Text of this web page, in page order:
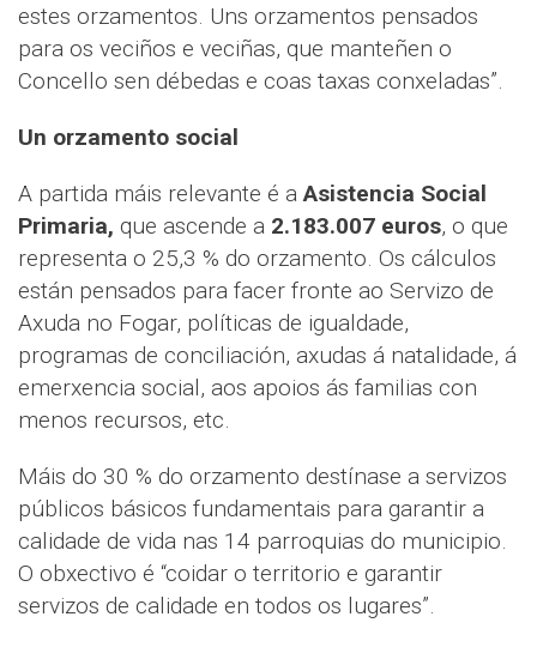
estes orzamentos. Uns orzamentos pensados
para os veciños e veciñas, que manteñen o
Concello sen débedas e coas taxas conxeladas”.
Un orzamento social
A partida máis relevante é aAsistencia Social
Primaria, que ascende a 2.183.007 euros, o que
representa o 25,3 % do orzamento. Os cálculos
están pensados para facer fronte ao Servizo de
Axuda no Fogar, políticas de igualdade,
programas de conciliación, axudas á natalidade, á
emerxencia social, aos apoios ás familias con
menos recursos, etc.
Máis do 30 % do orzamento destínase a servizos
públicos básicos fundamentais para garantir a
calidade de vida nas 14 parroquias do municipio.
O obxectivo é “coidar o territorio e garantir
servizos de calidade en todos os lugares”.